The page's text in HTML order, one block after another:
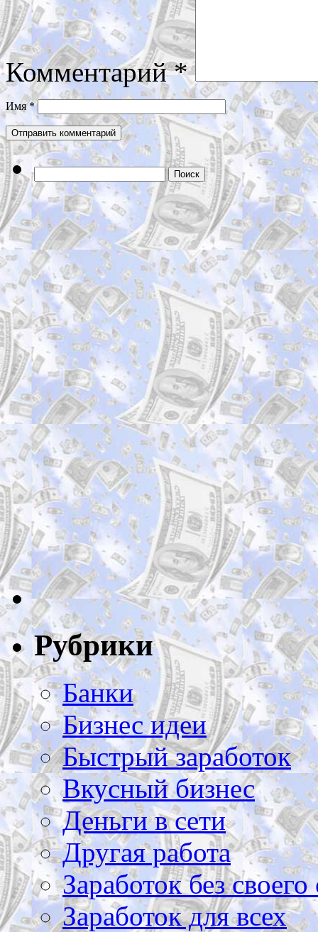
Комментарий*
Имя*
Найти:
Рубрики
Банки
Бизнес идеи
Быстрый заработок
Вкусный бизнес
Деньги в сети
Другая работа
Заработок без своего
Заработок для всех